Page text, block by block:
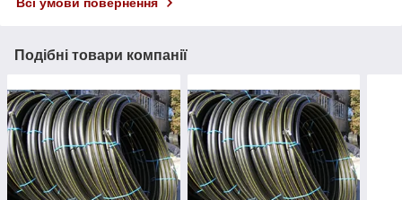
Подібні товари компанії